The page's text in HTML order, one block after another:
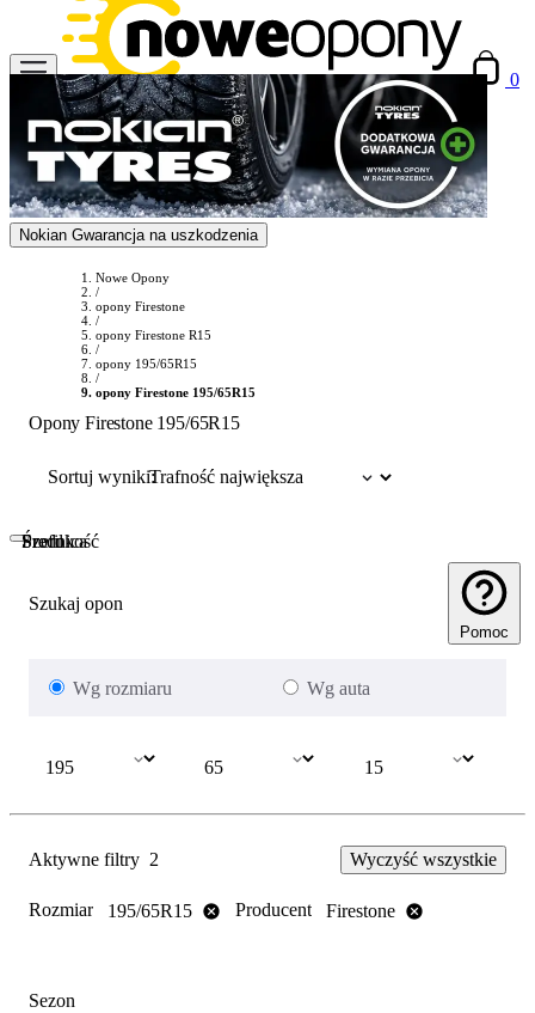
0
Nokian Gwarancja na uszkodzenia
Nowe Opony
/
opony Firestone
/
opony Firestone R15
/
opony 195/65R15
/
opony Firestone 195/65R15
Opony Firestone 195/65R15
Sortuj wyniki:
Szukaj opon
Pomoc
Wg rozmiaru Wg auta
Szerokość
Profil
Średnica
Aktywne filtry 2 Wyczyść wszystkie
Rozmiar 195/65R15 Producent Firestone
Sezon